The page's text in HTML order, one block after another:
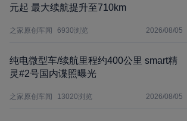
元起 最大续航提升至710km
之家原创车闻 6930浏览 2026/08/05
纯电微型车/续航里程约400公里 smart精
灵#2号国内谍照曝光
之家原创车闻 13020浏览 2026/08/05